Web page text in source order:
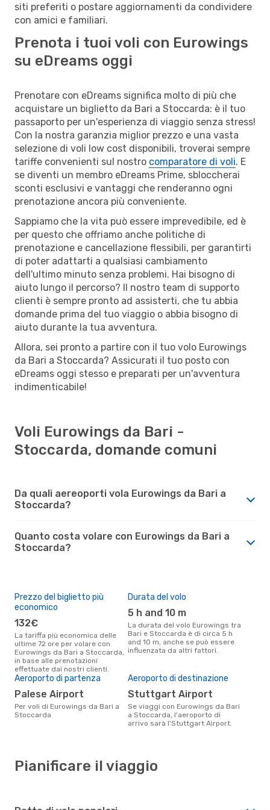
siti preferiti o postare aggiornamenti da condividere
con amici e familiari.
Prenota i tuoi voli con Eurowings
su eDreams oggi
Prenotare con eDreams significa molto di più che
acquistare un biglietto da Bari a Stoccarda: è il tuo
passaporto per un'esperienza di viaggio senza stress!
Con la nostra garanzia miglior prezzo e una vasta
selezione di voli low cost disponibili, troverai sempre
tariffe convenienti sul nostro comparatore di voli. E
se diventi un membro eDreams Prime, sbloccherai
sconti esclusivi e vantaggi che renderanno ogni
prenotazione ancora più conveniente.
Sappiamo che la vita può essere imprevedibile, ed è
per questo che offriamo anche politiche di
prenotazione e cancellazione flessibili, per garantirti
di poter adattarti a qualsiasi cambiamento
dell'ultimo minuto senza problemi. Hai bisogno di
aiuto lungo il percorso? Il nostro team di supporto
clienti è sempre pronto ad assisterti, che tu abbia
domande prima del tuo viaggio o abbia bisogno di
aiuto durante la tua avventura.
Allora, sei pronto a partire con il tuo volo Eurowings
da Bari a Stoccarda? Assicurati il tuo posto con
eDreams oggi stesso e preparati per un'avventura
indimenticabile!
Voli Eurowings da Bari -
Stoccarda, domande comuni
Da quali aereoporti vola Eurowings da Bari a
Stoccarda?
Quanto costa volare con Eurowings da Bari a
Stoccarda?
Prezzo del biglietto più
economico
132€
La tariffa più economica delle
ultime 72 ore per volare con
Eurowings da Bari a Stoccarda,
in base alle prenotazioni
effettuate dai nostri clienti.
Durata del volo
5 h and 10 m
La durata del volo Eurowings tra
Bari e Stoccarda è di circa 5 h
and 10 m, anche se può essere
influenzata da altri fattori.
Aeroporto di partenza
Palese Airport
Per voli di Eurowings da Bari a
Stoccarda
Aeroporto di destinazione
Stuttgart Airport
Se viaggi con Eurowings da Bari
a Stoccarda, l'aeroporto di
arrivo sarà l'Stuttgart Airport.
Pianificare il viaggio